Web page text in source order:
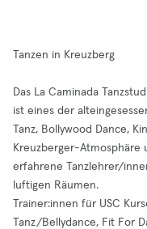
Tanzen in Kreuzberg
Das La Caminada
ist eines der
Tanz, Bollywood Dance,
Kreuzberger-Atmosphäre
erfahrene Tanzlehrer/
luftigen Räumen.
Trainer:innen für USC
Tanz/Bellydance, Fit For